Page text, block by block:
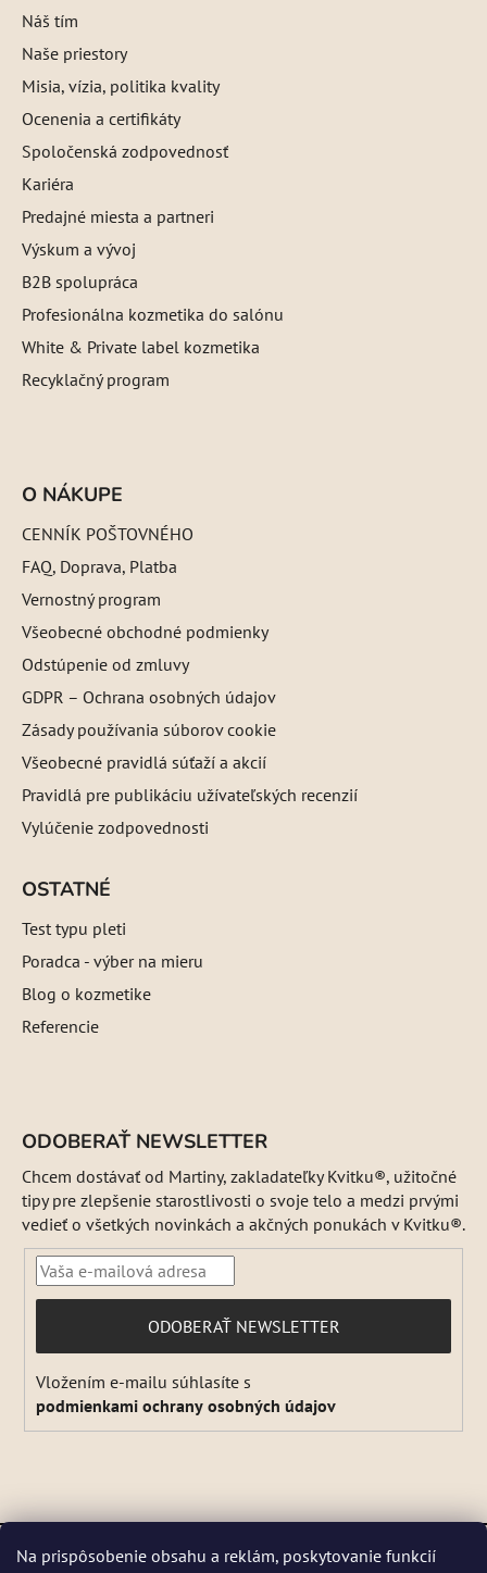
Na prispôsobenie obsahu a reklám, poskytovanie funkcií
Náš tím
Naše priestory
Misia, vízia, politika kvality
Ocenenia a certifikáty
Spoločenská zodpovednosť
Kariéra
Predajné miesta a partneri
Výskum a vývoj
B2B spolupráca
Profesionálna kozmetika do salónu
White & Private label kozmetika
Recyklačný program
O NÁKUPE
CENNÍK POŠTOVNÉHO
FAQ, Doprava, Platba
Vernostný program
Všeobecné obchodné podmienky
Odstúpenie od zmluvy
GDPR – Ochrana osobných údajov
Zásady používania súborov cookie
Všeobecné pravidlá súťaží a akcií
Pravidlá pre publikáciu užívateľských recenzií
Vylúčenie zodpovednosti
OSTATNÉ
Test typu pleti
Poradca - výber na mieru
Blog o kozmetike
Referencie
ODOBERAŤ NEWSLETTER
Chcem dostávať od Martiny, zakladateľky Kvitku®, užitočné
tipy pre zlepšenie starostlivosti o svoje telo a medzi prvými
vedieť o všetkých novinkách a akčných ponukách v Kvitku®.
PRIHLÁSIŤ
SA
ODOBERAŤ NEWSLETTER
Vložením e-mailu súhlasíte s
podmienkami ochrany osobných údajov
Vytvoril Shoptet a
Adatelier